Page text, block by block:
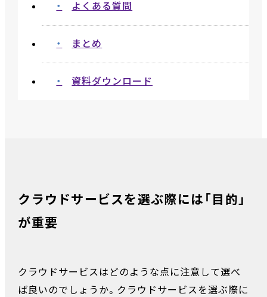
よくある質問
まとめ
資料ダウンロード
クラウドサービスを選ぶ際には「目的」
が重要
クラウドサービスはどのような点に注意して選べ
ば良いのでしょうか。クラウドサービスを選ぶ際に